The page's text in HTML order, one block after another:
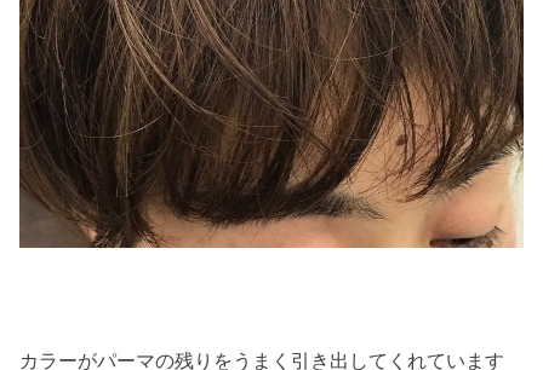
カラーがパーマの残りをうまく引き出してくれています